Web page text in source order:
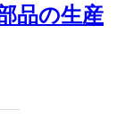
品の生産